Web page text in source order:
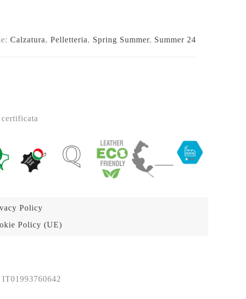
Calzatura, Pelletteria, Spring Summer, Summer 24
Policy
Policy (UE)